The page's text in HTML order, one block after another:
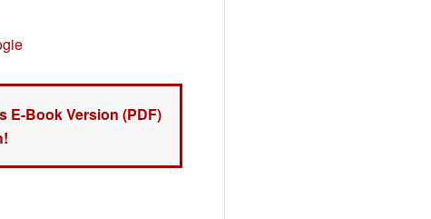
E-Book Version (PDF)